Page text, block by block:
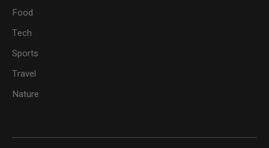
Food
Tech
Sports
Travel
Nature